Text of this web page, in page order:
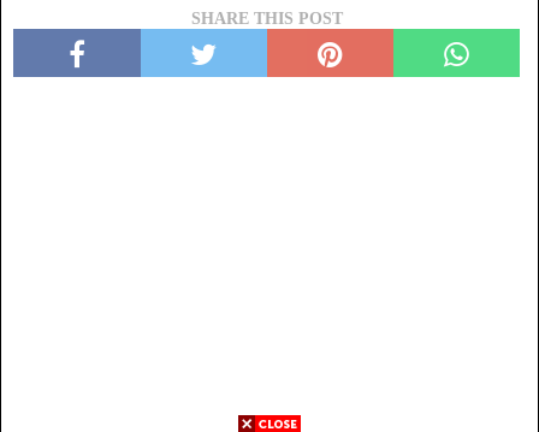
SHARE THIS POST